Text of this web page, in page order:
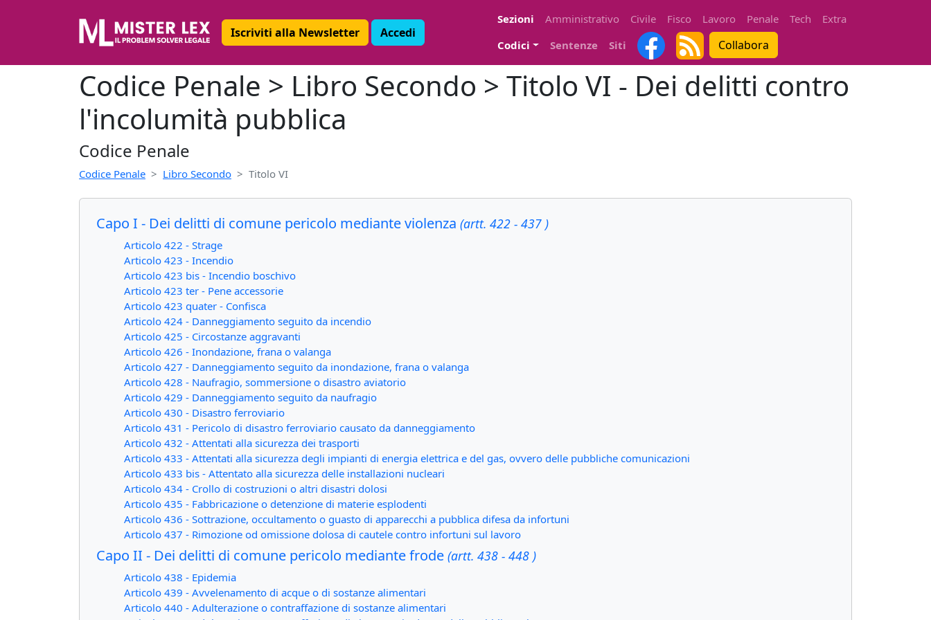
Iscriviti alla Newsletter Accedi
Sezioni Amministrativo Civile Fisco Lavoro Penale Tech
Extra
Codici
Sentenze Siti Collabora
Codice Penale > Libro Secondo > Titolo VI - Dei delitti contro
l'incolumità pubblica
Codice Penale
Codice Penale Libro Secondo Titolo VI
Capo I - Dei delitti di comune pericolo mediante violenza (artt. 422 - 437 )
Articolo 422 - Strage
Articolo 423 - Incendio
Articolo 423 bis - Incendio boschivo
Articolo 423 ter - Pene accessorie
Articolo 423 quater - Confisca
Articolo 424 - Danneggiamento seguito da incendio
Articolo 425 - Circostanze aggravanti
Articolo 426 - Inondazione, frana o valanga
Articolo 427 - Danneggiamento seguito da inondazione, frana o valanga
Articolo 428 - Naufragio, sommersione o disastro aviatorio
Articolo 429 - Danneggiamento seguito da naufragio
Articolo 430 - Disastro ferroviario
Articolo 431 - Pericolo di disastro ferroviario causato da danneggiamento
Articolo 432 - Attentati alla sicurezza dei trasporti
Articolo 433 - Attentati alla sicurezza degli impianti di energia elettrica e del gas, ovvero delle pubbliche comunicazioni
Articolo 433 bis - Attentato alla sicurezza delle installazioni nucleari
Articolo 434 - Crollo di costruzioni o altri disastri dolosi
Articolo 435 - Fabbricazione o detenzione di materie esplodenti
Articolo 436 - Sottrazione, occultamento o guasto di apparecchi a pubblica difesa da infortuni
Articolo 437 - Rimozione od omissione dolosa di cautele contro infortuni sul lavoro
Capo II - Dei delitti di comune pericolo mediante frode (artt. 438 - 448 )
Articolo 438 - Epidemia
Articolo 439 - Avvelenamento di acque o di sostanze alimentari
Articolo 440 - Adulterazione o contraffazione di sostanze alimentari